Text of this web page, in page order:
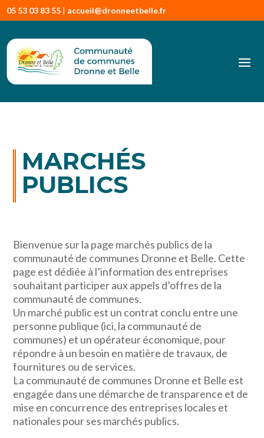
05 53 03 83 55 | accueil@dronneetbelle.fr
MARCHÉS
PUBLICS
Bienvenue sur la page marchés publics de la
communauté de communes Dronne et Belle. Cette
page est dédiée à l’information des entreprises
souhaitant participer aux appels d’offres de la
communauté de communes.
Un marché public est un contrat conclu entre une
personne publique (ici, la communauté de
communes) et un opérateur économique, pour
répondre à un besoin en matière de travaux, de
fournitures ou de services.
La communauté de communes Dronne et Belle est
engagée dans une démarche de transparence et de
mise en concurrence des entreprises locales et
nationales pour ses marchés publics.